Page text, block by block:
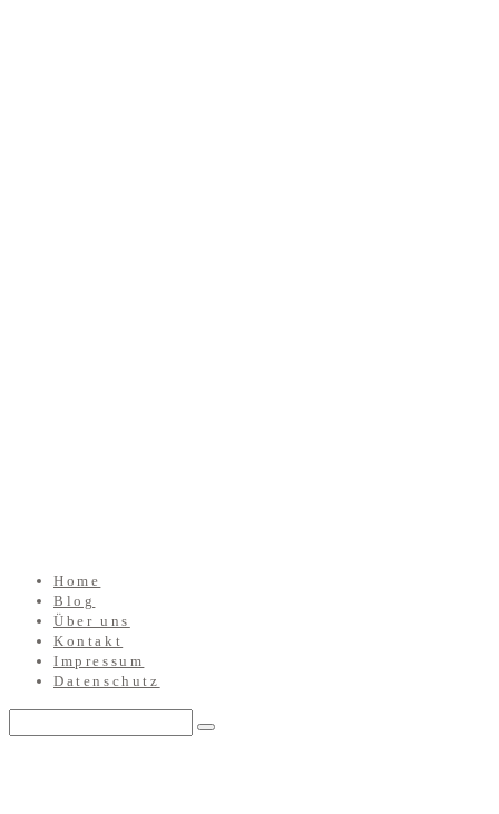
Home
Blog
Über uns
Kontakt
Impressum
Datenschutz